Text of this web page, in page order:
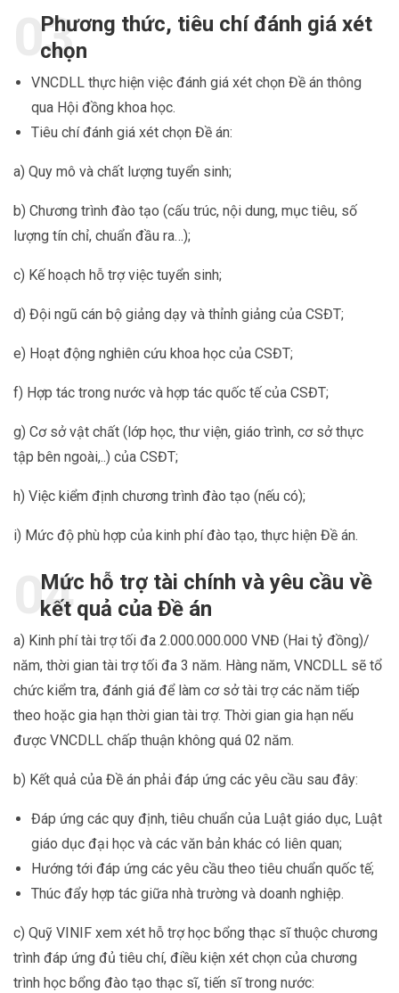
Phương thức, tiêu chí đánh giá xét
chọn
VNCDLL thực hiện việc đánh giá xét chọn Đề án thông
qua Hội đồng khoa học.
Tiêu chí đánh giá xét chọn Đề án:
a) Quy mô và chất lượng tuyển sinh;
b) Chương trình đào tạo (cấu trúc, nội dung, mục tiêu, số
lượng tín chỉ, chuẩn đầu ra…);
c) Kế hoạch hỗ trợ việc tuyển sinh;
d) Đội ngũ cán bộ giảng dạy và thỉnh giảng của CSĐT;
e) Hoạt động nghiên cứu khoa học của CSĐT;
f) Hợp tác trong nước và hợp tác quốc tế của CSĐT;
g) Cơ sở vật chất (lớp học, thư viện, giáo trình, cơ sở thực
tập bên ngoài,..) của CSĐT;
h) Việc kiểm định chương trình đào tạo (nếu có);
i) Mức độ phù hợp của kinh phí đào tạo, thực hiện Đề án.
Mức hỗ trợ tài chính và yêu cầu về
kết quả của Đề án
a) Kinh phí tài trợ tối đa 2.000.000.000 VNĐ (Hai tỷ đồng)/
năm, thời gian tài trợ tối đa 3 năm. Hàng năm, VNCDLL sẽ tổ
chức kiểm tra, đánh giá để làm cơ sở tài trợ các năm tiếp
theo hoặc gia hạn thời gian tài trợ. Thời gian gia hạn nếu
được VNCDLL chấp thuận không quá 02 năm.
b) Kết quả của Đề án phải đáp ứng các yêu cầu sau đây:
Đáp ứng các quy định, tiêu chuẩn của Luật giáo dục, Luật
giáo dục đại học và các văn bản khác có liên quan;
Hướng tới đáp ứng các yêu cầu theo tiêu chuẩn quốc tế;
Thúc đẩy hợp tác giữa nhà trường và doanh nghiệp.
c) Quỹ VINIF xem xét hỗ trợ học bổng thạc sĩ thuộc chương
trình đáp ứng đủ tiêu chí, điều kiện xét chọn của chương
trình học bổng đào tạo thạc sĩ, tiến sĩ trong nước: